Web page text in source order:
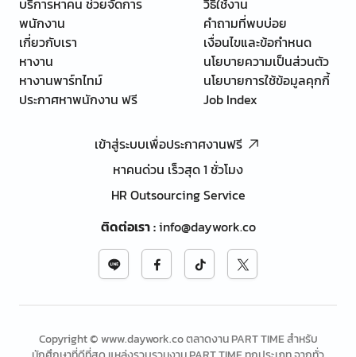
พนักงาน
เกี่ยวกับเรา
หางาน
หางานพาร์ทไทม์
ประกาศหาพนักงาน ฟรี
คำถามที่พบบ่อย
เงื่อนไขและข้อกำหนด
นโยบายความเป็นส่วนตัว
นโยบายการใช้ข้อมูลคุกกี้
Job Index
เข้าสู่ระบบเพื่อประกาศงานฟรี
หาคนด่วน เร็วสุด 1 ชั่วโมง
HR Outsourcing Service
ติดต่อเรา:info@daywork.co
Copyright © www.daywork.co ตลาดงาน PART TIME สำหรับ